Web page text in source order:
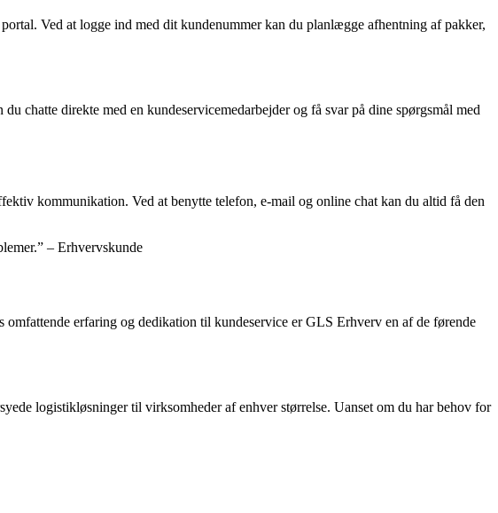
Ved at logge ind med dit kundenummer kan du planlægge afhentning af pakker,
chatte direkte med en kundeservicemedarbejder og få svar på dine spørgsmål med
kommunikation. Ved at benytte telefon, e-mail og online chat kan du altid få den
– Erhvervskunde
erfaring og dedikation til kundeservice er GLS Erhverv en af de førende
logistikløsninger til virksomheder af enhver størrelse. Uanset om du har behov for